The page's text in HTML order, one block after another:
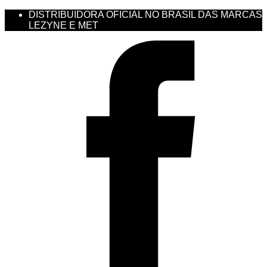
DISTRIBUIDORA OFICIAL NO BRASIL DAS MARCAS
LEZYNE E MET